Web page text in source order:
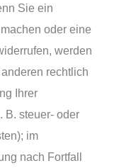
Sie ein
oder eine
werden
rechtlich
Ihrer
B. steuer- oder
im
nach Fortfall